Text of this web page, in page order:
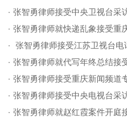
· 张智勇律师接受中央卫视台采
· 张智勇律师就快递乱象接受重
·
张智勇律师接受江苏卫视台电
· 张智勇律师就代写年终总结接
· 张智勇律师接受重庆新闻频道
· 张智勇律师接受中央电视台采
· 张智勇律师就赵红霞案件开庭